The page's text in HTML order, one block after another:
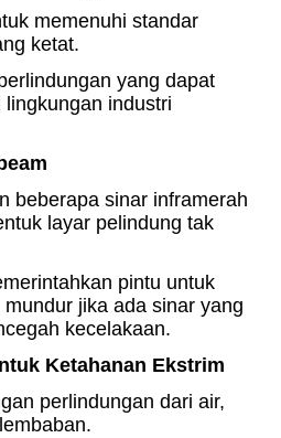
memenuhi standar
ketat.
yang dapat
industri
beberapa sinar inframerah
layar pelindung tak
pintu untuk
mundur jika ada sinar yang
kecelakaan.
Ketahanan Ekstrim
perlindungan dari air,